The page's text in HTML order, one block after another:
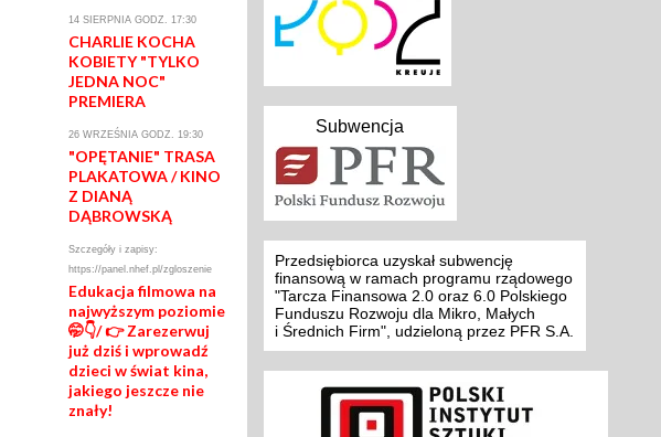
14 SIERPNIA GODZ. 17:30
CHARLIE KOCHA
KOBIETY "TYLKO
JEDNA NOC"
PREMIERA
26 WRZEŚNIA GODZ. 19:30
"OPĘTANIE" TRASA
PLAKATOWA / KINO
Z DIANĄ
DĄBROWSKĄ
Szczegóły i zapisy:
https://panel.nhef.pl/zgloszenie
Edukacja filmowa na
najwyższym poziomie
🤭👇/ 👉 Zarezerwuj
już dziś i wprowadź
dzieci w świat kina,
jakiego jeszcze nie
znały!
Subwencja
Przedsiębiorca uzyskał subwencję
finansową w ramach programu rządowego
"Tarcza Finansowa 2.0 oraz 6.0 Polskiego
Funduszu Rozwoju dla Mikro, Małych
i Średnich Firm", udzieloną przez PFR S.A.